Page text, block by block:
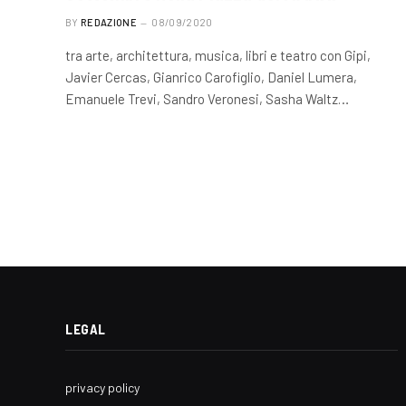
BY REDAZIONE 08/09/2020
tra arte, architettura, musica, libri e teatro con Gipi,
Javier Cercas, Gianrico Carofiglio, Daniel Lumera,
Emanuele Trevi, Sandro Veronesi, Sasha Waltz…
LEGAL
privacy policy